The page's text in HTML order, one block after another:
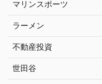
マリンスポーツ
ラーメン
不動産投資
世田谷